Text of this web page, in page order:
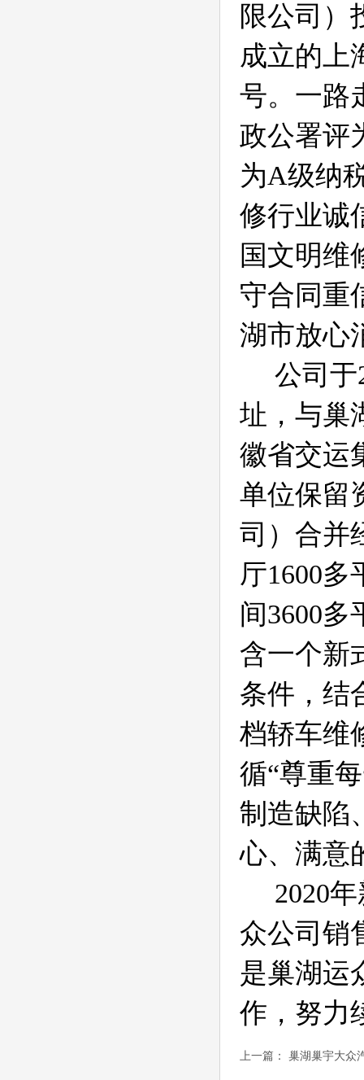
限公司）
成立的上
号。一路
政公署评
为A级纳
修行业诚
国文明维
守合同重
湖市放心
公司于
址，与巢
徽省交运
单位保留
司）合并
厅1600多
间3600多
含一个新
条件，结
档轿车维
循“尊重
制造缺陷
心、满意
2020年
众公司销
是巢湖运
作，努力
上一篇： 巢湖巢宇大众